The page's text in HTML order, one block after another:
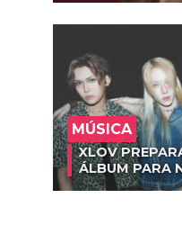
MÚSICA
XLOV
ÁLBUM PARA